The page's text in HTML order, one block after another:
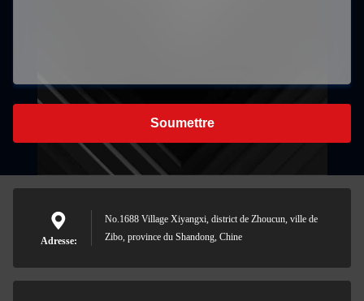
Soumettre
Adresse:
No.1688 Village Xiyangxi, district de Zhoucun, ville de
Zibo, province du Shandong, Chine